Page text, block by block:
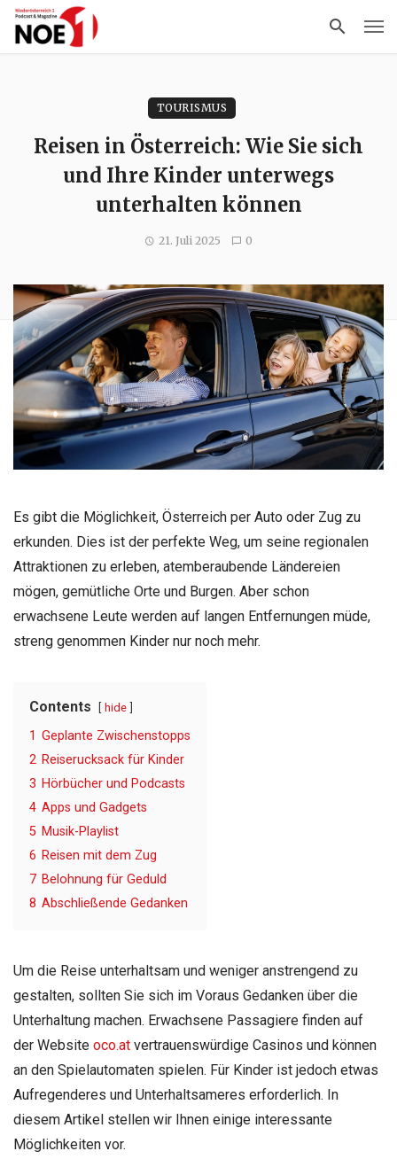
TOURISMUS
Reisen in Österreich: Wie Sie sich
und Ihre Kinder unterwegs
unterhalten können
21. Juli 2025 0
Es gibt die Möglichkeit, Österreich per Auto oder Zug zu
erkunden. Dies ist der perfekte Weg, um seine regionalen
Attraktionen zu erleben, atemberaubende Ländereien
mögen, gemütliche Orte und Burgen. Aber schon
erwachsene Leute werden auf langen Entfernungen müde,
streng genommen Kinder nur noch mehr.
Contents hide
1 Geplante Zwischenstopps
2 Reiserucksack für Kinder
3 Hörbücher und Podcasts
4 Apps und Gadgets
5 Musik-Playlist
6 Reisen mit dem Zug
7 Belohnung für Geduld
8 Abschließende Gedanken
Um die Reise unterhaltsam und weniger anstrengend zu
gestalten, sollten Sie sich im Voraus Gedanken über die
Unterhaltung machen. Erwachsene Passagiere finden auf
der Website oco.at vertrauenswürdige Casinos und können
an den Spielautomaten spielen. Für Kinder ist jedoch etwas
Aufregenderes und Unterhaltsameres erforderlich. In
diesem Artikel stellen wir Ihnen einige interessante
Möglichkeiten vor.